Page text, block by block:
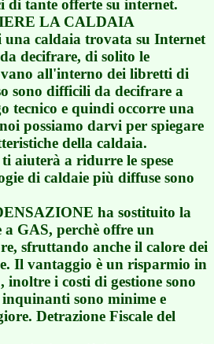
di tante offerte su internet.
LA CALDAIA
una caldaia trovata su Internet
decifrare, di solito le
all'interno dei libretti di
sono difficili da decifrare a
tecnico e quindi occorre una
possiamo darvi per spiegare
della caldaia.
aiuterà a ridurre le spese
di caldaie più diffuse sono
ha sostituito la
GAS, perchè offre un
sfruttando anche il calore dei
Il vantaggio è un risparmio in
inoltre i costi di gestione sono
sono minime e
Detrazione Fiscale del